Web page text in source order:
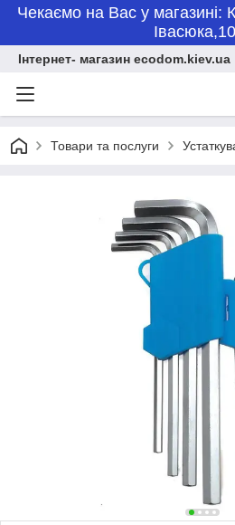
Чекаємо на Вас у магазині:
Інтернет- магазин ecodom.kiev.ua
Товари та послуги